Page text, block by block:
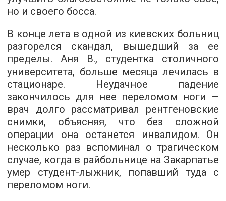
но и своего босса.
В конце лета в одной из киевских больниц
разгорелся скандал, вышедший за ее
пределы. Аня В., студентка столичного
университета, больше месяца лечилась в
стационаре. Неудачное падение
закончилось для нее переломом ноги —
врач долго рассматривал рентгеновские
снимки, объясняя, что без сложной
операции она останется инвалидом. Он
несколько раз вспоминал о трагическом
случае, когда в райбольнице на Закарпатье
умер студент-лыжник, попавший туда с
переломом ноги.